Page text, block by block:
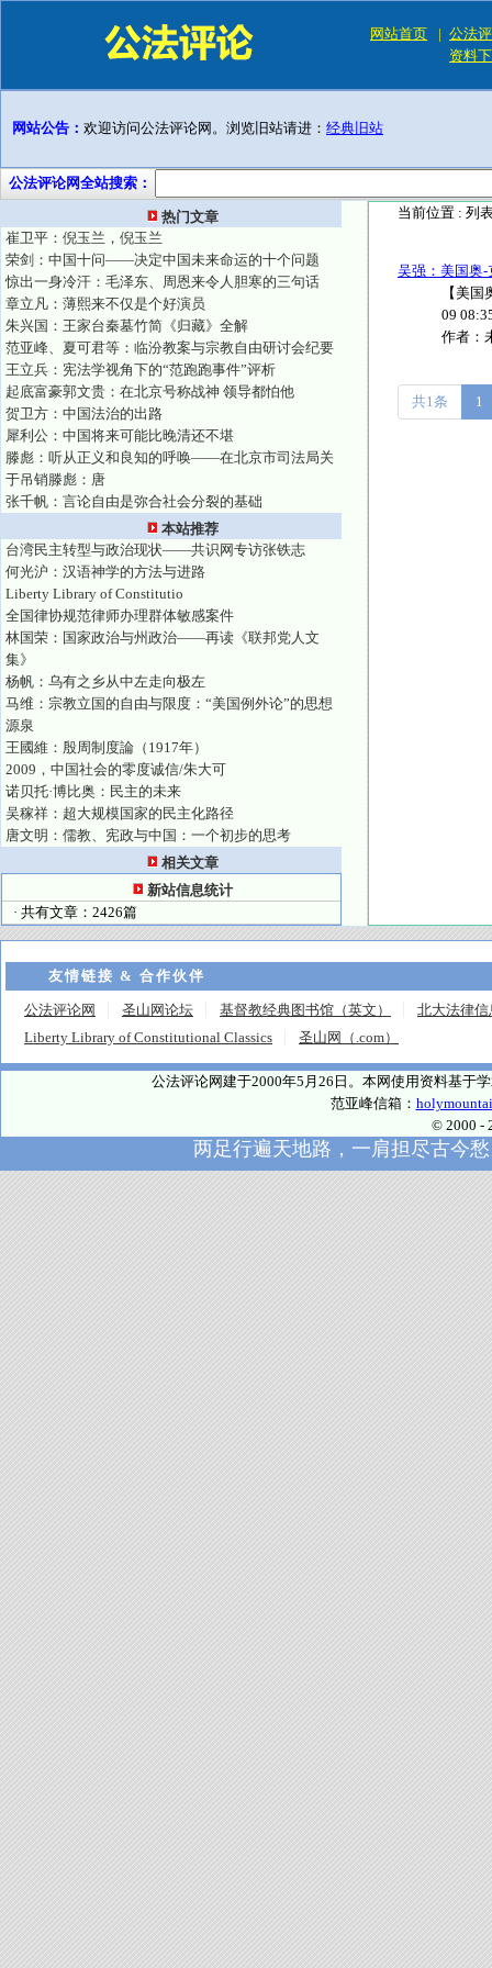
网站首页 | 公法
资料
网站公告： 欢迎访问公法评论网。浏览旧站请进： 经典旧站
公法评论网全站搜索：
热门文章
崔卫平：倪玉兰，倪玉兰
荣剑：中国十问——决定中国未来命运的十个问题
惊出一身冷汗：毛泽东、周恩来令人胆寒的三句话
章立凡：薄熙来不仅是个好演员
朱兴国：王家台秦墓竹简《归藏》全解
范亚峰、夏可君等：临汾教案与宗教自由研讨会纪要
王立兵：宪法学视角下的“范跑跑事件”评析
起底富豪郭文贵：在北京号称战神 领导都怕他
贺卫方：中国法治的出路
犀利公：中国将来可能比晚清还不堪
滕彪：听从正义和良知的呼唤——在北京市司法局关
于吊销滕彪：唐
张千帆：言论自由是弥合社会分裂的基础
本站推荐
台湾民主转型与政治现状——共识网专访张铁志
何光沪：汉语神学的方法与进路
Liberty Library of Constitutio
全国律协规范律师办理群体敏感案件
林国荣：国家政治与州政治——再读《联邦党人文
集》
杨帆：乌有之乡从中左走向极左
马维：宗教立国的自由与限度：“美国例外论”的思想
源泉
王國維：殷周制度論（1917年）
2009，中国社会的零度诚信/朱大可
诺贝托·博比奥：民主的未来
吴稼祥：超大规模国家的民主化路径
唐文明：儒教、宪政与中国：一个初步的思考
相关文章
新站信息统计
· 共有文章：2426篇
当前位置 : 列
吴强：美国奥
【美
09
作者：
共1条 1
友情链接 & 合作伙伴
公法评论网 圣山网论坛 基督教经典图书馆（英文）
北大法律信
Liberty Library of Constitutional Classics
圣山网（.com）
公法评论网建于2000年5月26日。本网使用资料基于
范亚峰信箱：
© 2000 -
两足行遍天地路，一肩担尽古今